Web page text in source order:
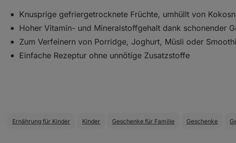
Knusprige gefriergetrocknete Früchte, umhüllt von
Hoher Vitamin- und Mineralstoffgehalt dank schonender
Zum Verfeinern von Porridge, Joghurt, Müsli oder
Einfache Rezeptur ohne unnötige Zusatzstoffe
Ernährung für Kinder Kinder Geschenke für Familie Geschenke